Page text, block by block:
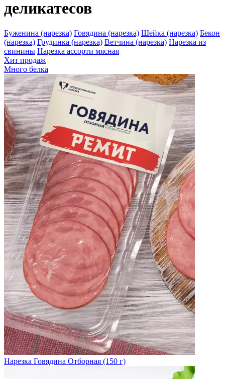
деликатесов
Буженина (нарезка) Говядина (нарезка) Шейка (нарезка) Бекон
(нарезка) Грудинка (нарезка) Ветчина (нарезка) Нарезка из
свинины Нарезка ассорти мясная
Хит продаж
Много белка
Нарезка Говядина Отборная (150 г)